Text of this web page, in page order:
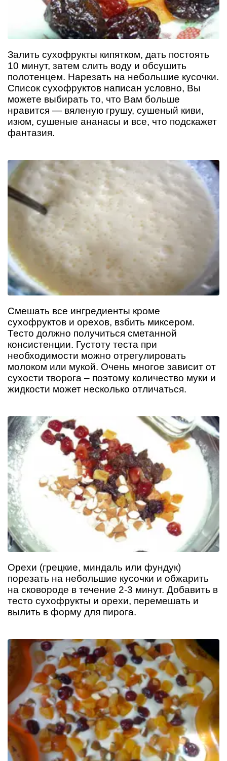
Залить сухофрукты кипятком, дать постоять
10 минут, затем слить воду и обсушить
полотенцем. Нарезать на небольшие кусочки.
Список сухофруктов написан условно, Вы
можете выбирать то, что Вам больше
нравится — вяленую грушу, сушеный киви,
изюм, сушеные ананасы и все, что подскажет
фантазия.
Смешать все ингредиенты кроме
сухофруктов и орехов, взбить миксером.
Тесто должно получиться сметанной
консистенции. Густоту теста при
необходимости можно отрегулировать
молоком или мукой. Очень многое зависит от
сухости творога – поэтому количество муки и
жидкости может несколько отличаться.
Орехи (грецкие, миндаль или фундук)
порезать на небольшие кусочки и обжарить
на сковороде в течение 2-3 минут. Добавить в
тесто сухофрукты и орехи, перемешать и
вылить в форму для пирога.